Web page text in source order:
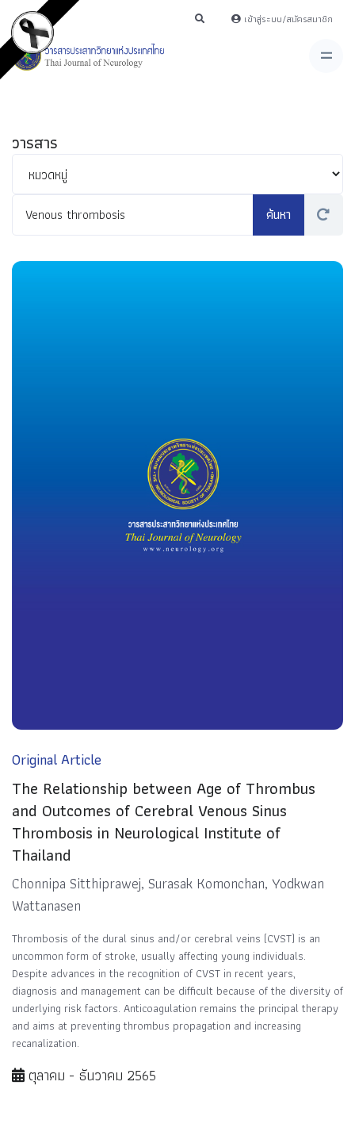
เข้าสู่ระบบ/สมัครสมาชิก
วารสาร
Original Article
The Relationship between Age of Thrombus
and Outcomes of Cerebral Venous Sinus
Thrombosis in Neurological Institute of
Thailand
Chonnipa Sitthiprawej, Surasak Komonchan, Yodkwan
Wattanasen
Thrombosis of the dural sinus and/or cerebral veins (CVST) is an
uncommon form of stroke, usually affecting young individuals.
Despite advances in the recognition of CVST in recent years,
diagnosis and management can be difficult because of the diversity of
underlying risk factors. Anticoagulation remains the principal therapy
and aims at preventing thrombus propagation and increasing
recanalization.
ตุลาคม - ธันวาคม 2565